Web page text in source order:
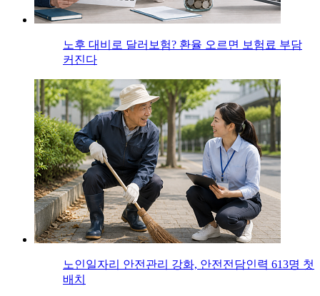
노후 대비로 달러보험? 환율 오르면 보험료 부담
커진다
노인일자리 안전관리 강화, 안전전담인력 613명 첫
배치